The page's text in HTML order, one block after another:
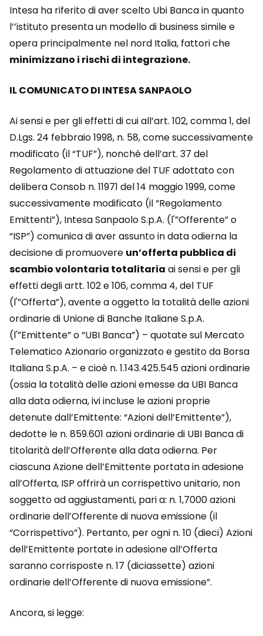
Intesa ha riferito di aver scelto Ubi Banca in quanto
l’’istituto presenta un modello di business simile e
opera principalmente nel nord Italia, fattori che
minimizzano i rischi di integrazione.
IL COMUNICATO DI INTESA SANPAOLO
Ai sensi e per gli effetti di cui all’art. 102, comma 1, del
D.Lgs. 24 febbraio 1998, n. 58, come successivamente
modificato (il “TUF”), nonché dell’art. 37 del
Regolamento di attuazione del TUF adottato con
delibera Consob n. 11971 del 14 maggio 1999, come
successivamente modificato (il “Regolamento
Emittenti”), Intesa Sanpaolo S.p.A. (l'”Offerente” o
“ISP”) comunica di aver assunto in data odierna la
decisione di promuovere un’offerta pubblica di
scambio volontaria totalitaria ai sensi e per gli
effetti degli artt. 102 e 106, comma 4, del TUF
(l'”Offerta”), avente a oggetto la totalità delle azioni
ordinarie di Unione di Banche Italiane S.p.A.
(l'”Emittente” o “UBI Banca”) – quotate sul Mercato
Telematico Azionario organizzato e gestito da Borsa
Italiana S.p.A. – e cioè n. 1.143.425.545 azioni ordinarie
(ossia la totalità delle azioni emesse da UBI Banca
alla data odierna, ivi incluse le azioni proprie
detenute dall’Emittente: “Azioni dell’Emittente”),
dedotte le n. 859.601 azioni ordinarie di UBI Banca di
titolarità dell’Offerente alla data odierna. Per
ciascuna Azione dell’Emittente portata in adesione
all’Offerta, ISP offrirà un corrispettivo unitario, non
soggetto ad aggiustamenti, pari a: n. 1,7000 azioni
ordinarie dell’Offerente di nuova emissione (il
“Corrispettivo”). Pertanto, per ogni n. 10 (dieci) Azioni
dell’Emittente portate in adesione all’Offerta
saranno corrisposte n. 17 (diciassette) azioni
ordinarie dell’Offerente di nuova emissione”.
Ancora, si legge: